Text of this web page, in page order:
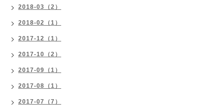
2018-03（2）
2018-02（1）
2017-12（1）
2017-10（2）
2017-09（1）
2017-08（1）
2017-07（7）